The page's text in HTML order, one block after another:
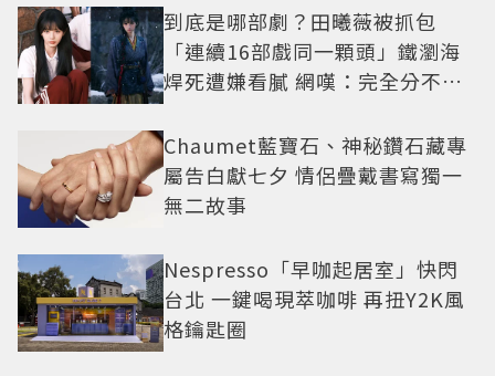
到底是哪部劇？田曦薇被抓包
「連續16部戲同一顆頭」鐵瀏海
焊死遭嫌看膩 網嘆：完全分不出
Chaumet藍寶石、神秘鑽石藏專
屬告白獻七夕 情侶疊戴書寫獨一
無二故事
Nespresso「早咖起居室」快閃
台北 一鍵喝現萃咖啡 再扭Y2K風
格鑰匙圈